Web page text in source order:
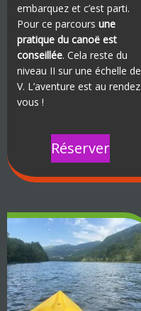
embarquez et c’est parti.
Pour ce parcours une
pratique du canoë est
conseillée. Cela reste du
niveau II sur une échelle de
V. L’aventure est au rendez
vous !
Réserver